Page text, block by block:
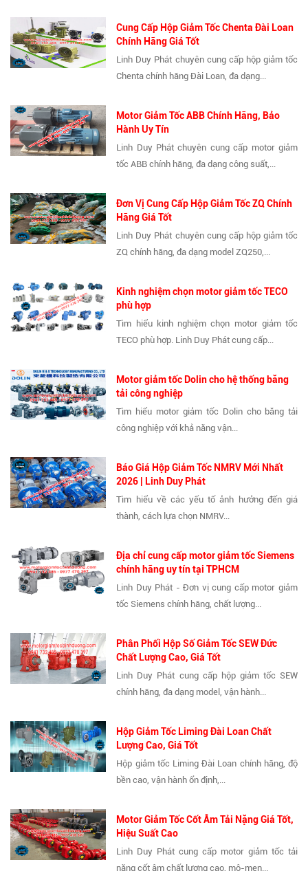
Cung Cấp Hộp Giảm Tốc Chenta Đài Loan
Chính Hãng Giá Tốt
Linh Duy Phát chuyên cung cấp hộp giảm tốc
Chenta chính hãng Đài Loan, đa dạng...
Motor Giảm Tốc ABB Chính Hãng, Bảo
Hành Uy Tín
Linh Duy Phát chuyên cung cấp motor giảm
tốc ABB chính hãng, đa dạng công suất,...
Đơn Vị Cung Cấp Hộp Giảm Tốc ZQ Chính
Hãng Giá Tốt
Linh Duy Phát chuyên cung cấp hộp giảm tốc
ZQ chính hãng, đa dạng model ZQ250,...
Kinh nghiệm chọn motor giảm tốc TECO
phù hợp
Tìm hiểu kinh nghiệm chọn motor giảm tốc
TECO phù hợp. Linh Duy Phát cung cấp...
Motor giảm tốc Dolin cho hệ thống băng
tải công nghiệp
Tìm hiểu motor giảm tốc Dolin cho băng tải
công nghiệp với khả năng vận...
Báo Giá Hộp Giảm Tốc NMRV Mới Nhất
2026 | Linh Duy Phát
Tìm hiểu về các yếu tố ảnh hưởng đến giá
thành, cách lựa chọn NMRV...
Địa chỉ cung cấp motor giảm tốc Siemens
chính hãng uy tín tại TPHCM
Linh Duy Phát - Đơn vị cung cấp motor giảm
tốc Siemens chính hãng, chất lượng...
Phân Phối Hộp Số Giảm Tốc SEW Đức
Chất Lượng Cao, Giá Tốt
Linh Duy Phát cung cấp hộp giảm tốc SEW
chính hãng, đa dạng model, vận hành...
Hộp Giảm Tốc Liming Đài Loan Chất
Lượng Cao, Giá Tốt
Hộp giảm tốc Liming Đài Loan chính hãng, độ
bền cao, vận hành ổn định,...
Motor Giảm Tốc Cốt Âm Tải Nặng Giá Tốt,
Hiệu Suất Cao
Linh Duy Phát cung cấp motor giảm tốc tải
nặng cốt âm chất lượng cao, mô-men...